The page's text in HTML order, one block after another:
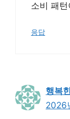
소비 패
응답
행복
2026